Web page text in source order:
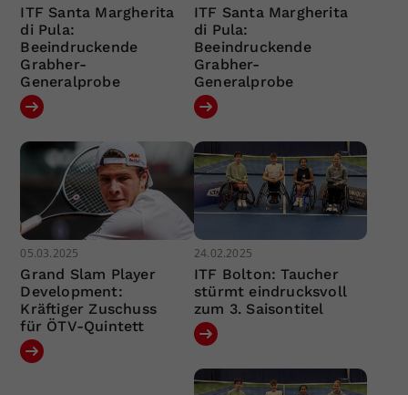
ITF Santa Margherita
di Pula:
Beeindruckende
Grabher-
Generalprobe
ITF Santa Margherita
di Pula:
Beeindruckende
Grabher-
Generalprobe
05.03.2025
Grand Slam Player
Development:
Kräftiger Zuschuss
für ÖTV-Quintett
24.02.2025
ITF Bolton: Taucher
stürmt eindrucksvoll
zum 3. Saisontitel